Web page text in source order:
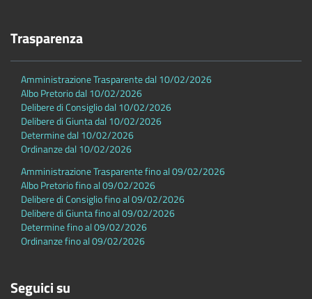
Trasparenza
Amministrazione Trasparente dal 10/02/2026
Albo Pretorio dal 10/02/2026
Delibere di Consiglio dal 10/02/2026
Delibere di Giunta dal 10/02/2026
Determine dal 10/02/2026
Ordinanze dal 10/02/2026
Amministrazione Trasparente fino al 09/02/2026
Albo Pretorio fino al 09/02/2026
Delibere di Consiglio fino al 09/02/2026
Delibere di Giunta fino al 09/02/2026
Determine fino al 09/02/2026
Ordinanze fino al 09/02/2026
Seguici su